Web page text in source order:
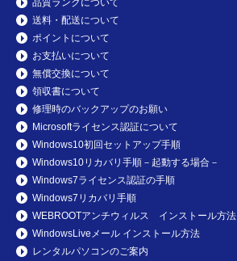
品質ランクについて
送料・配送について
ポイントについて
お支払いについて
無償交換について
領収書について
修理時のバックアップのお願い
Microsoftライセンス認証について
Windows10初回セットアップ手順
Windows10リカバリ手順－起動する場合－
Windows7ライセンス認証の手順
Windows7リカバリ手順
WEBROOTアンチウィルス インストール方法
WindowsLiveメール インストール方法
レンタルパソコンのご案内